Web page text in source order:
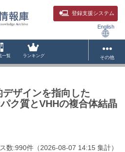
登録支援システム
English
一覧 ランキング その他
ザインを指向した
ク質とVHHの複合体結晶
数:990件 （2026-08-07 14:15 集計）